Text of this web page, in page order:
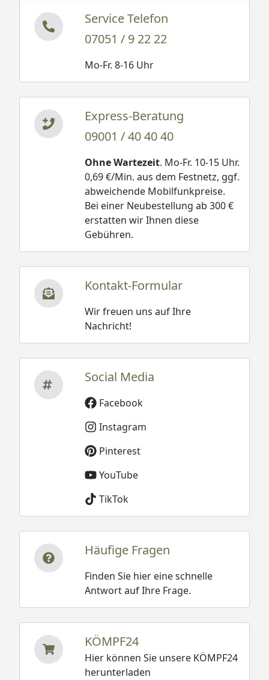
Service Telefon
07051 / 9 22 22
Mo-Fr. 8-16 Uhr
Express-Beratung
09001 / 40 40 40
Ohne Wartezeit. Mo-Fr. 10-15 Uhr.
0,69 €/Min. aus dem Festnetz, ggf.
abweichende Mobilfunkpreise.
Bei einer Neubestellung ab 300 €
erstatten wir Ihnen diese
Gebühren.
Kontakt-Formular
Wir freuen uns auf Ihre
Nachricht!
Social Media
Facebook
Instagram
Pinterest
YouTube
TikTok
Häufige Fragen
Finden Sie hier eine schnelle
Antwort auf Ihre Frage.
KÖMPF24
Hier können Sie unsere KÖMPF24
herunterladen